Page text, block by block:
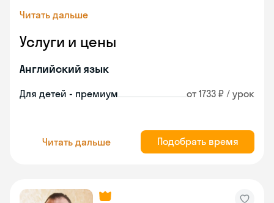
Читать дальше
Услуги и цены
Английский язык
Для детей - премиум от 1733 ₽ / урок
Читать дальше Подобрать время